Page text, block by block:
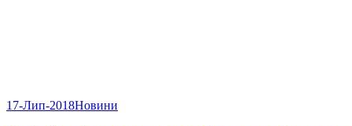
17-Лип-2018Новини